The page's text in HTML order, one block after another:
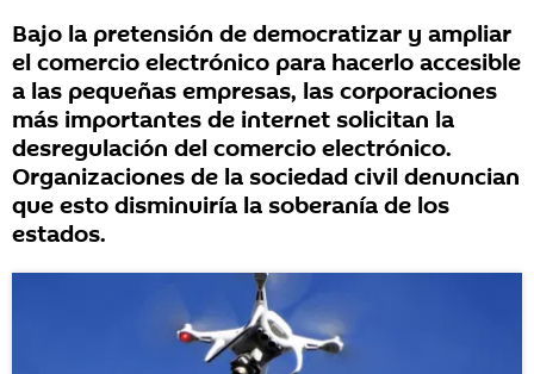
Bajo la pretensión de democratizar y ampliar
el comercio electrónico para hacerlo accesible
a las pequeñas empresas, las corporaciones
más importantes de internet solicitan la
desregulación del comercio electrónico.
Organizaciones de la sociedad civil denuncian
que esto disminuiría la soberanía de los
estados.